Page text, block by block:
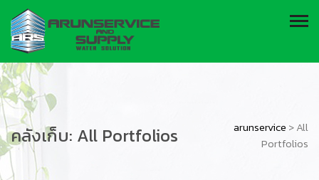
คลังเก็บ: All Portfolios arunservice >All
Portfolios